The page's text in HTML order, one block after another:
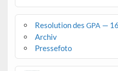
Resolution des GPA —
Archiv
Pressefoto